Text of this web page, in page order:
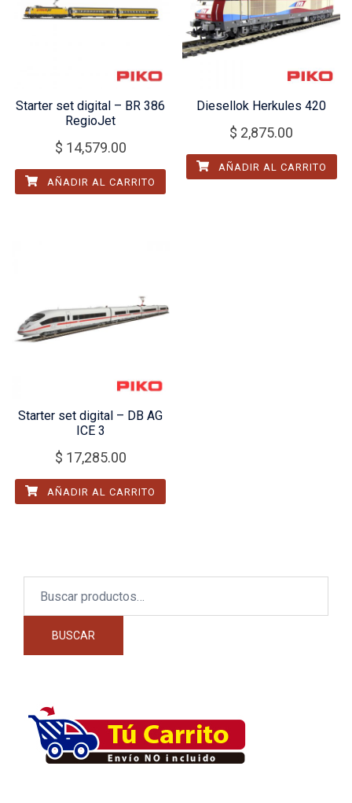
Starter set digital – BR 386
RegioJet
$ 14,579.00
AÑADIR AL CARRITO
Diesellok Herkules 420
$ 2,875.00
AÑADIR AL CARRITO
Starter set digital – DB AG
ICE 3
$ 17,285.00
AÑADIR AL CARRITO
BUSCAR